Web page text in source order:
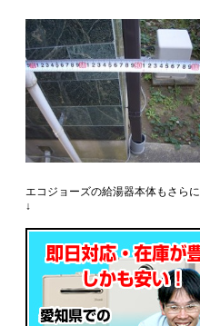
エコジョーズの給湯器本体もさら
↓